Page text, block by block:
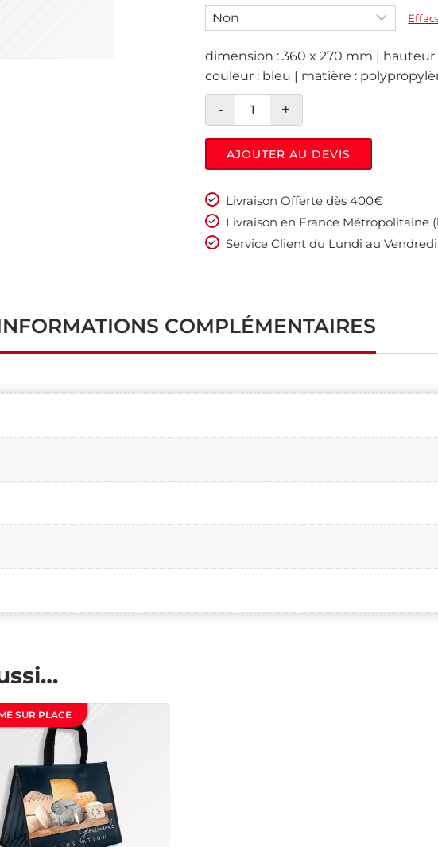
dimension : 360 x 270 mm | hauteur
couleur : bleu | matière :
AJOUTER AU DEVIS
Livraison Offerte dès 400€
Livraison en France Métropolitaine
Service Client du Lundi au Vendredi
COMPLÉMENTAIRES
SUR PLACE